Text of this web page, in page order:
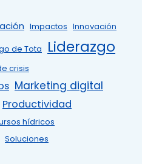
Impactos Innovación
de Tota Liderazgo
crisis
Marketing digital
Productividad
hídricos
Soluciones